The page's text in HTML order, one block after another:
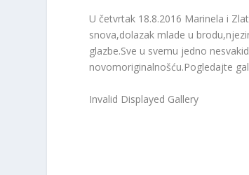
U četvrtak 18.8.2016 Marinela i
snova,dolazak mlade u
glazbe.Sve u svemu jedno
novomoriginalnošću.Pogledajte
Invalid Displayed Gallery